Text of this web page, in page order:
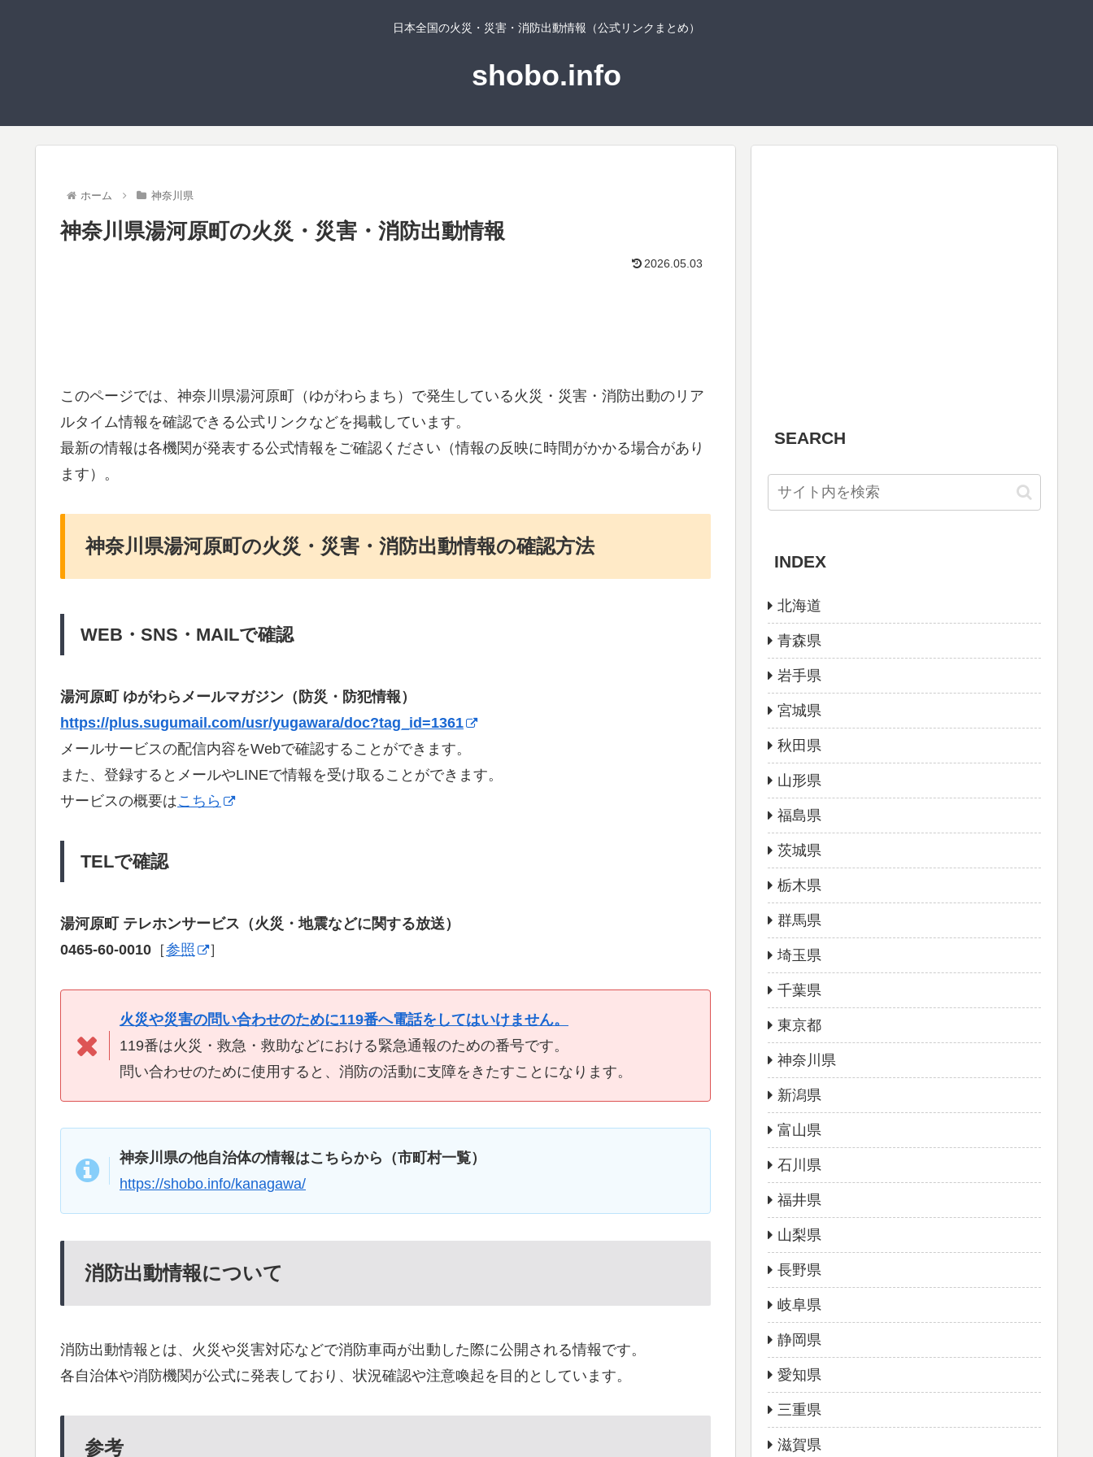
日本全国の火災・災害・消防出動情報（公式リンクまとめ）
shobo.info
ホーム 神奈川県
神奈川県湯河原町の火災・災害・消防出動情報
2026.05.03
このページでは、神奈川県湯河原町（ゆがわらまち）で発生している火災・災害・消防出動のリア
ルタイム情報を確認できる公式リンクなどを掲載しています。
最新の情報は各機関が発表する公式情報をご確認ください（情報の反映に時間がかかる場合があり
ます）。
神奈川県湯河原町の火災・災害・消防出動情報の確認方法
WEB・SNS・MAILで確認
湯河原町 ゆがわらメールマガジン（防災・防犯情報）
https://plus.sugumail.com/usr/yugawara/doc?tag_id=1361
メールサービスの配信内容をWebで確認することができます。
また、登録するとメールやLINEで情報を受け取ることができます。
サービスの概要はこちら
TELで確認
湯河原町 テレホンサービス（火災・地震などに関する放送）
0465-60-0010 ［参照 ］
火災や災害の問い合わせのために119番へ電話をしてはいけません。
119番は火災・救急・救助などにおける緊急通報のための番号です。
問い合わせのために使用すると、消防の活動に支障をきたすことになります。
神奈川県の他自治体の情報はこちらから（市町村一覧）
https://shobo.info/kanagawa/
消防出動情報について
消防出動情報とは、火災や災害対応などで消防車両が出動した際に公開される情報です。
各自治体や消防機関が公式に発表しており、状況確認や注意喚起を目的としています。
参考
SEARCH
INDEX
北海道
青森県
岩手県
宮城県
秋田県
山形県
福島県
茨城県
栃木県
群馬県
埼玉県
千葉県
東京都
神奈川県
新潟県
富山県
石川県
福井県
山梨県
長野県
岐阜県
静岡県
愛知県
三重県
滋賀県